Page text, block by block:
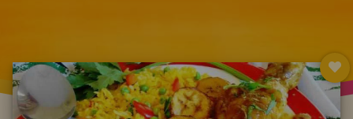
Mijn kookboek